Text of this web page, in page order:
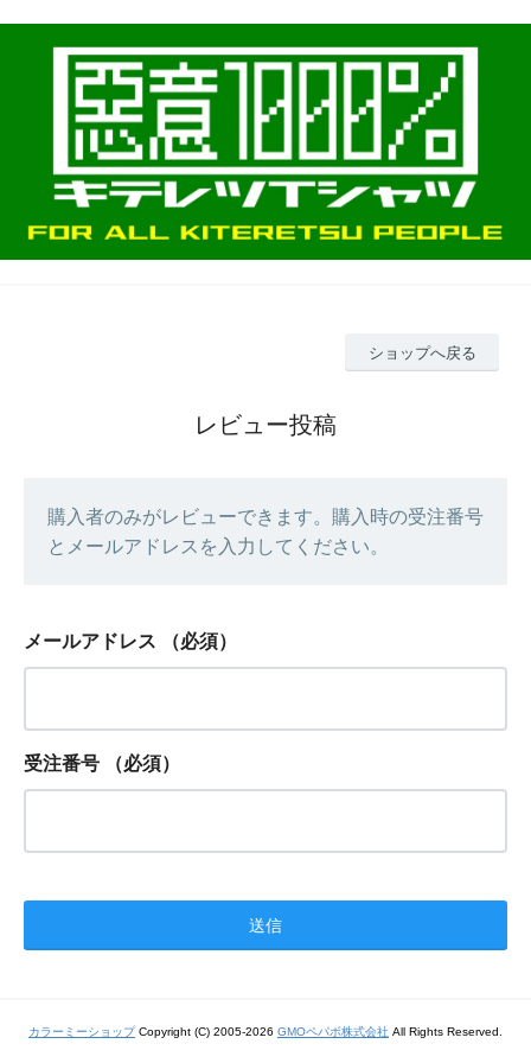
ショップへ戻る
レビュー投稿
購入者のみがレビューできます。購入時の受注番号
とメールアドレスを入力してください。
メールアドレス （必須）
受注番号 （必須）
カラーミーショップ Copyright (C) 2005-2026 GMOペパボ株式会社 All Rights Reserved.